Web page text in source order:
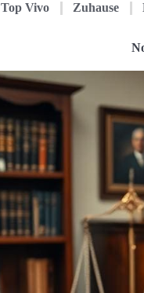
Top Vivo Zuhause